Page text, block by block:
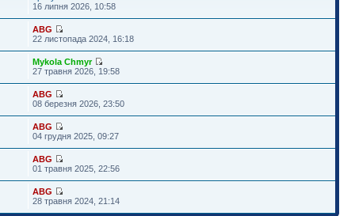
16 липня 2026, 10:58
ABG
22 листопада 2024, 16:18
Mykola Chmyr
27 травня 2026, 19:58
ABG
08 березня 2026, 23:50
ABG
04 грудня 2025, 09:27
ABG
01 травня 2025, 22:56
ABG
28 травня 2024, 21:14